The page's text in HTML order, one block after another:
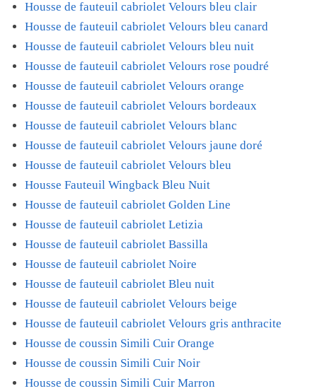
Housse de fauteuil cabriolet Velours bleu clair
Housse de fauteuil cabriolet Velours bleu canard
Housse de fauteuil cabriolet Velours bleu nuit
Housse de fauteuil cabriolet Velours rose poudré
Housse de fauteuil cabriolet Velours orange
Housse de fauteuil cabriolet Velours bordeaux
Housse de fauteuil cabriolet Velours blanc
Housse de fauteuil cabriolet Velours jaune doré
Housse de fauteuil cabriolet Velours bleu
Housse Fauteuil Wingback Bleu Nuit
Housse de fauteuil cabriolet Golden Line
Housse de fauteuil cabriolet Letizia
Housse de fauteuil cabriolet Bassilla
Housse de fauteuil cabriolet Noire
Housse de fauteuil cabriolet Bleu nuit
Housse de fauteuil cabriolet Velours beige
Housse de fauteuil cabriolet Velours gris anthracite
Housse de coussin Simili Cuir Orange
Housse de coussin Simili Cuir Noir
Housse de coussin Simili Cuir Marron